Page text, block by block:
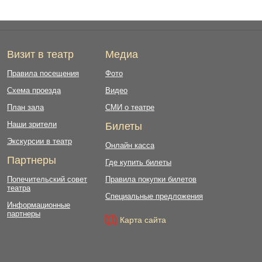
Визит в театр
Правила посещения
Схема проезда
План зала
Наши зрители
Экскурсии в театр
Партнеры
Попечительский совет
театра
Информационные
партнеры
Медиа
Фото
Видео
СМИ о театре
Билеты
Онлайн касса
Где купить билеты
Правила покупки билетов
Специальные предложения
Карта сайта